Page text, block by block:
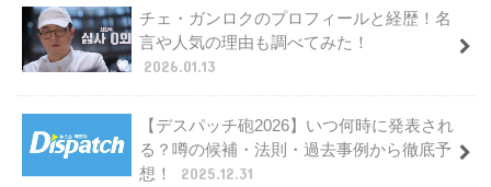
チェ・ガンロクのプロフィールと経歴！名
言や人気の理由も調べてみた！
2026.01.13
【デスパッチ砲2026】いつ何時に発表され
る？噂の候補・法則・過去事例から徹底予
想！
2025.12.31